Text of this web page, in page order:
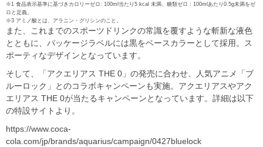
※1 食品表示基準に基づきカロリーゼロ: 100ml当たり5 kcal 未満、糖類ゼロ：100mlあたり0.5g未満をゼ
ロと定義。
※3 アミノ酸とは、アラニン・グリシンのこと。
また、これまでのスポーツドリンクの常識を覆すような斬新な液色
とともに、パッケージラベルには黒をベースカラーとして採用。ス
ポーティなデザインとなっています。
そして、「アクエリアス THE 0」の発売に合わせ、人気アニメ「ブ
ルーロック」とのコラボキャンペーンも実施。アクエリアスやアク
エリアス THE 0が当たるキャンペーンとなっています。詳細は以下
の特設サイトより。
https://www.coca-
cola.com/jp/brands/aquarius/campaign/0427bluelock